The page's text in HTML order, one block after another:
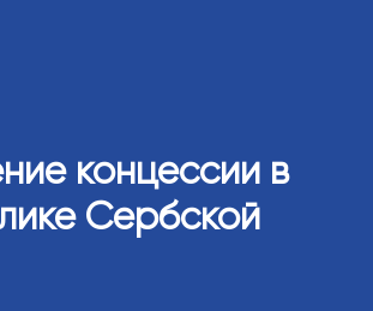
концессии в
Сербской